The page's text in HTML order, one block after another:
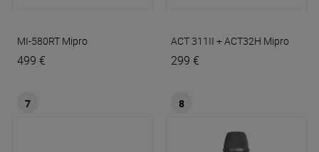
MI-580RT Mipro
499 €
ACT 311II + ACT32H Mipro
299 €
7 8